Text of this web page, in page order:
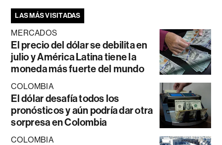
LAS MÁS VISITADAS
MERCADOS
El precio del dólar se debilita en
julio y América Latina tiene la
moneda más fuerte del mundo
COLOMBIA
El dólar desafía todos los
pronósticos y aún podría dar otra
sorpresa en Colombia
COLOMBIA